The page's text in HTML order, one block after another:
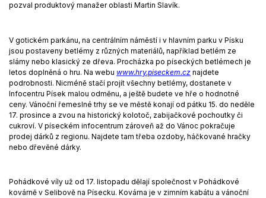
pozval produktový manažer oblasti Martin Slavík.
V gotickém parkánu, na centrálním náměstí i v hlavním parku v Písku
jsou postaveny betlémy z různých materiálů, například betlém ze
slámy nebo klasický ze dřeva. Procházka po píseckých betlémech je
letos doplněná o hru. Na webu www.hry.piseckem.cz najdete
podrobnosti. Nicméně stačí projít všechny betlémy, dostanete v
Infocentru Písek malou odměnu, a ještě budete ve hře o hodnotné
ceny. Vánoční řemeslné trhy se ve městě konají od pátku 15. do neděle
17. prosince a zvou na historický kolotoč, zabijačkové pochoutky či
cukroví. V píseckém infocentrum zároveň až do Vánoc pokračuje
prodej dárků z regionu. Najdete tam třeba ozdoby, háčkované hračky
nebo dřevěné dárky.
Pohádkové víly už od 17. listopadu dělají společnost v Pohádkové
kovárně v Selibově na Písecku. Kovárna je v zimním kabátu a vánoční